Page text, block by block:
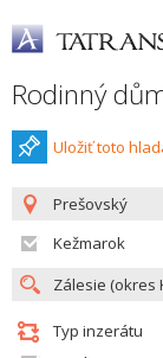
Rodinný
Uložiť toto
Prešovský
Kežmarok
Typ inzerátu